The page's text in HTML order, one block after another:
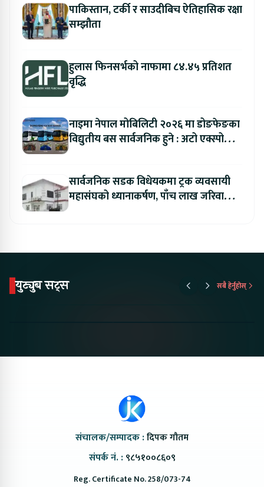
पाकिस्तान, टर्की र साउदीबिच ऐतिहासिक रक्षा
सम्झौता
हुलास फिनसर्भको नाफामा ८४.४५ प्रतिशत
वृद्धि
नाइमा नेपाल मोबिलिटी २०२६ मा डोङफेङका
विद्युतीय बस सार्वजनिक हुने : अटो एक्स्पोमा
सार्वजनिक सडक विधेयकमा ट्रक व्यवसायी
महासंघको ध्यानाकर्षण, पाँच लाख जरिवाना
युट्युब सट्स सबै हेर्नुहोस्
संचालक/सम्पादक :दिपक गौतम
संपर्क नं. : ९८५१००८६०९
Reg. Certificate No. 258/073-74